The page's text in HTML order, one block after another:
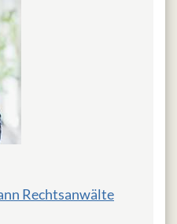
Rechtsanwälte